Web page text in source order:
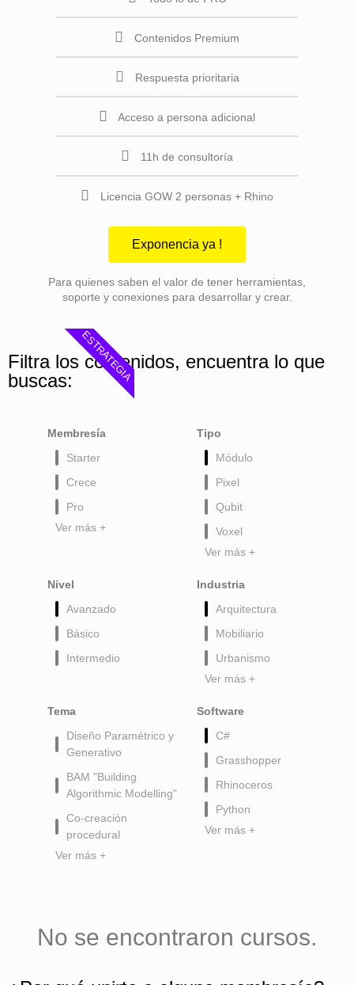
Contenidos Premium
Respuesta prioritaria
Acceso a persona adicional
11h de consultoría
Licencia GOW 2 personas + Rhino
Exponencia ya !
Para quienes saben el valor de tener herramientas,
soporte y conexiones para desarrollar y crear.
ESTRATEGIA
Filtra los contenidos, encuentra lo que
buscas:
Membresía
Starter
Crece
Pro
Ver más +
Tipo
Módulo
Pixel
Qubit
Voxel
Ver más +
Nivel
Avanzado
Básico
Intermedio
Industria
Arquitectura
Mobiliario
Urbanismo
Ver más +
Tema
Diseño Paramétrico y
Generativo
BAM "Building
Algorithmic Modelling"
Co-creación
procedural
Ver más +
Software
C#
Grasshopper
Rhinoceros
Python
Ver más +
No se encontraron cursos.